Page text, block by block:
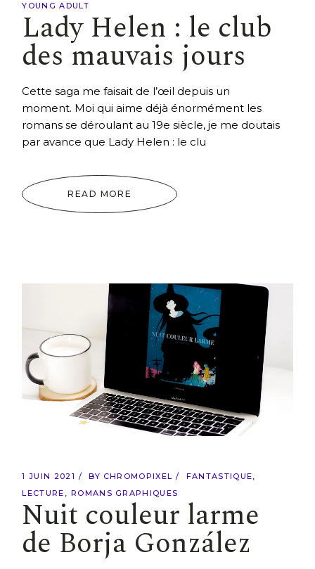
YOUNG ADULT
Lady Helen : le club
des mauvais jours
Cette saga me faisait de l’œil depuis un
moment. Moi qui aime déjà énormément les
romans se déroulant au 19e siècle, je me doutais
par avance que Lady Helen : le clu
READ MORE
1 JUIN 2021 BY CHROMOPIXEL
FANTASTIQUE
LECTURE
ROMANS GRAPHIQUES
Nuit couleur larme
de Borja González